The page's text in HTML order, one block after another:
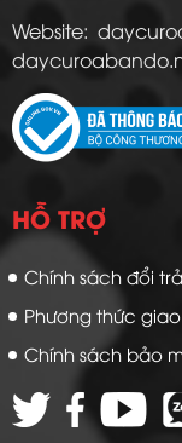
Website:
HỖ TRỢ
Chính sách đổi
Phương thức
Chính sách bảo